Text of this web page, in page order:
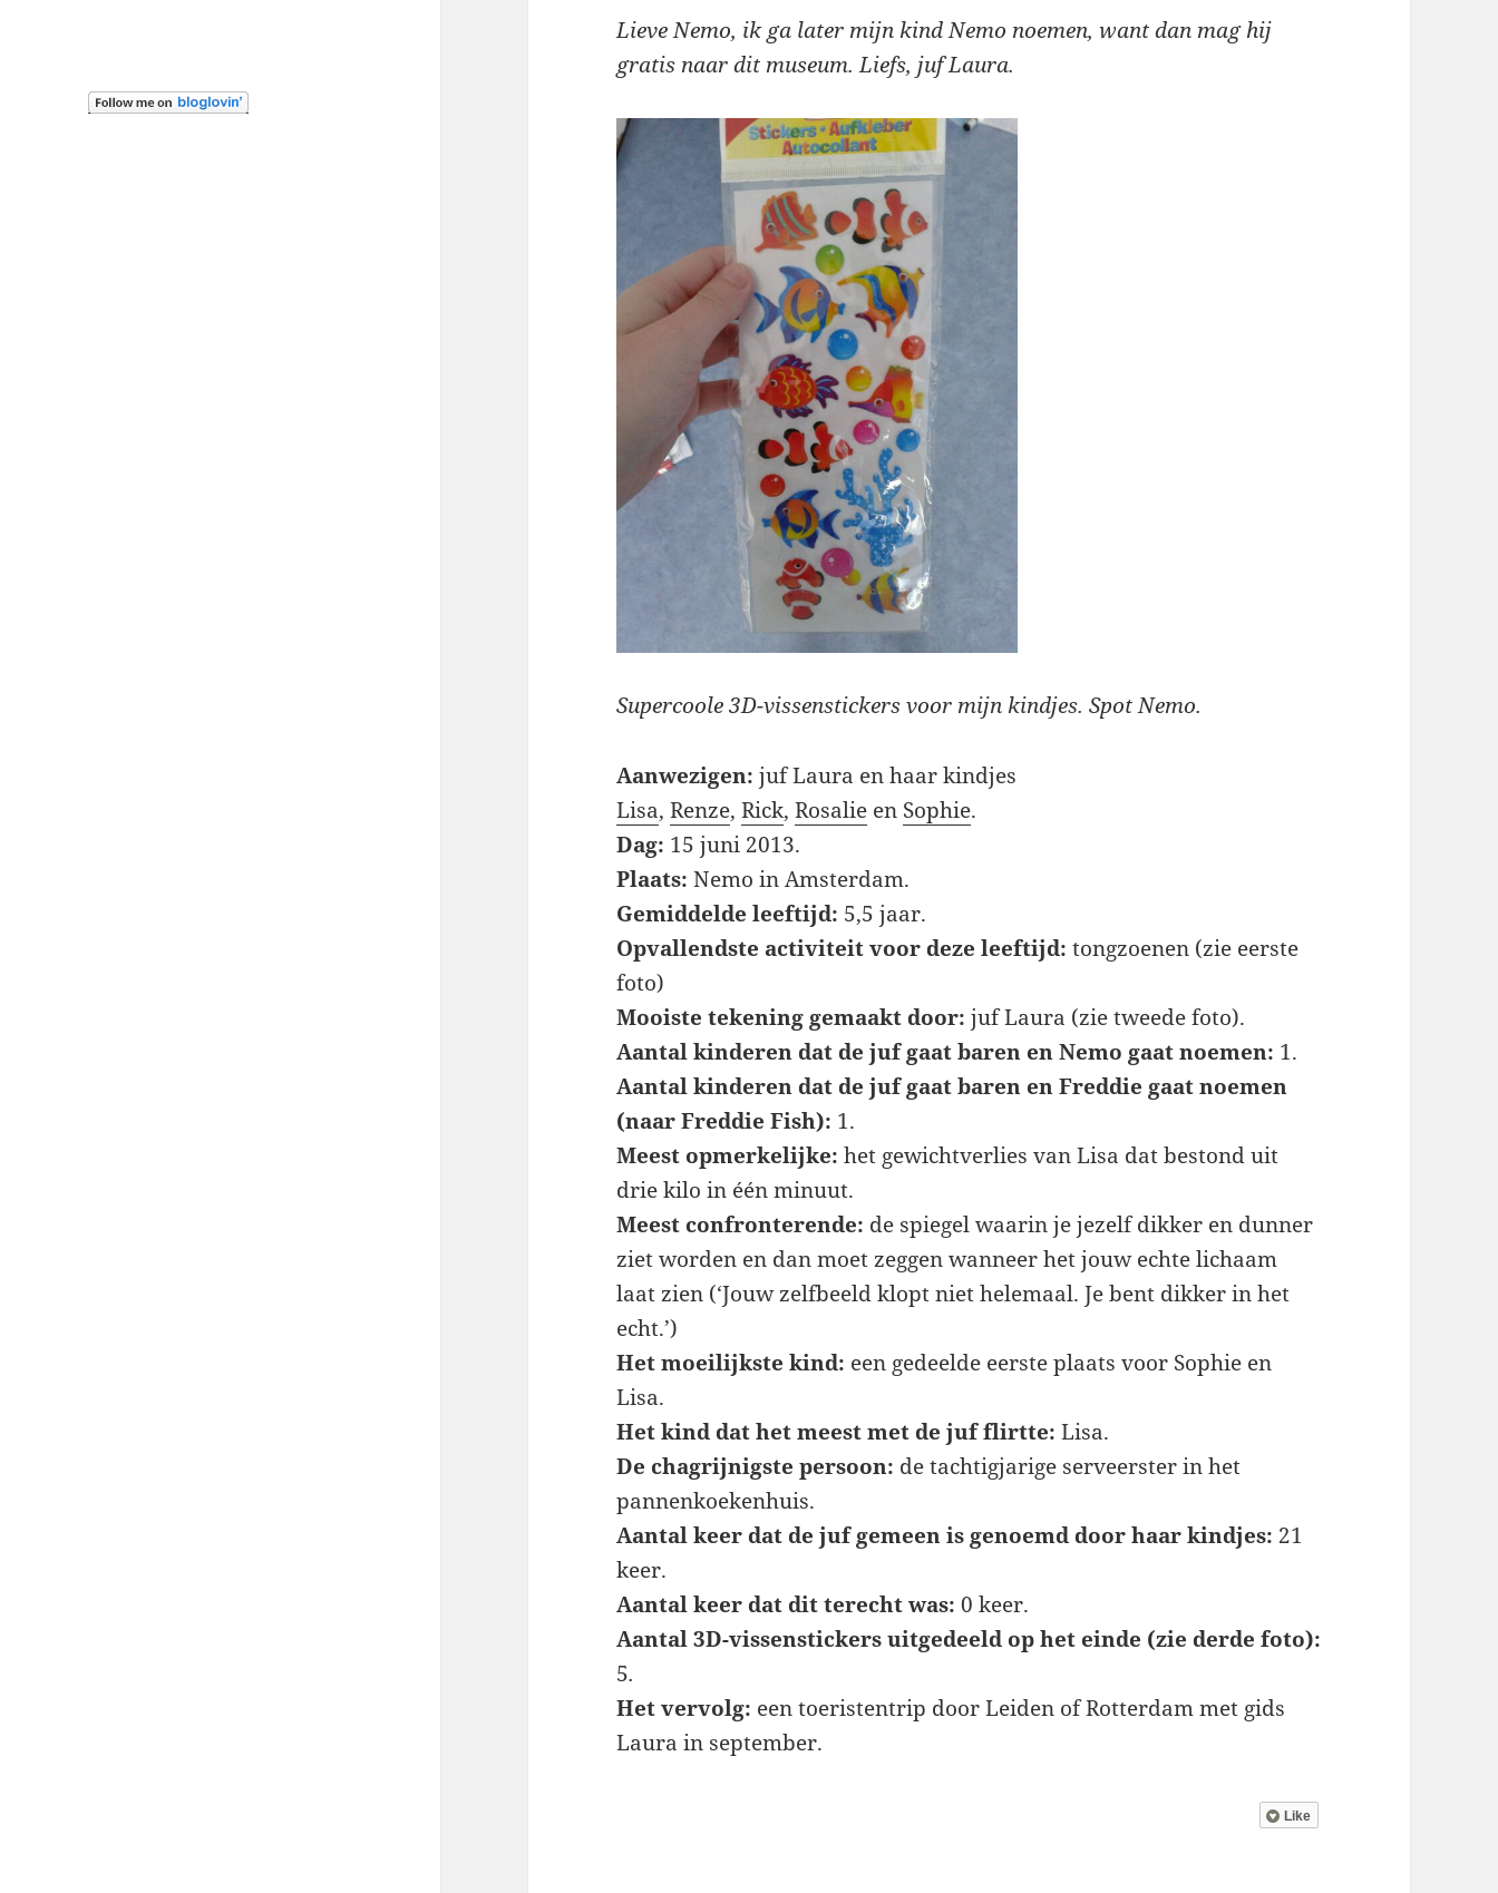
Lieve Nemo, ik ga later mijn kind Nemo noemen, want dan mag hij
gratis naar dit museum. Liefs, juf Laura.
Supercoole 3D-vissenstickers voor mijn kindjes. Spot Nemo.
Aanwezigen: juf Laura en haar kindjes
Lisa,Renze,Rick,Rosalie en Sophie.
Dag: 15 juni 2013.
Plaats: Nemo in Amsterdam.
Gemiddelde leeftijd: 5,5 jaar.
Opvallendste activiteit voor deze leeftijd: tongzoenen (zie eerste
foto)
Mooiste tekening gemaakt door: juf Laura (zie tweede foto).
Aantal kinderen dat de juf gaat baren en Nemo gaat noemen: 1.
Aantal kinderen dat de juf gaat baren en Freddie gaat noemen
(naar Freddie Fish): 1.
Meest opmerkelijke: het gewichtverlies van Lisa dat bestond uit
drie kilo in één minuut.
Meest confronterende: de spiegel waarin je jezelf dikker en dunner
ziet worden en dan moet zeggen wanneer het jouw echte lichaam
laat zien (‘Jouw zelfbeeld klopt niet helemaal. Je bent dikker in het
echt.’)
Het moeilijkste kind: een gedeelde eerste plaats voor Sophie en
Lisa.
Het kind dat het meest met de juf flirtte: Lisa.
De chagrijnigste persoon: de tachtigjarige serveerster in het
pannenkoekenhuis.
Aantal keer dat de juf gemeen is genoemd door haar kindjes: 21
keer.
Aantal keer dat dit terecht was: 0 keer.
Aantal 3D-vissenstickers uitgedeeld op het einde (zie derde foto):
5.
Het vervolg: een toeristentrip door Leiden of Rotterdam met gids
Laura in september.
Like